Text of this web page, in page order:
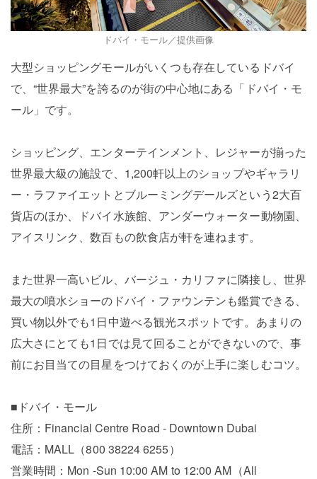
ドバイ・モール／提供画像
大型ショッピングモールがいくつも存在しているドバイ
で、“世界最大”を誇るのが街の中心地にある「ドバイ・モ
ール」です。
ショッピング、エンターテインメント、レジャーが揃った
世界最大級の施設で、1,200軒以上のショップやギャラリ
ー・ラファイエットとブルーミングデールズという2大百
貨店のほか、ドバイ水族館、アンダーウォーター動物園、
アイスリンク、数百もの飲食店が軒を連ねます。
また世界⼀⾼いビル、バージュ・カリファに隣接し、世界
最⼤の噴⽔ショーのドバイ・ファウンテンも鑑賞できる、
買い物以外でも1日中遊べる観光スポットです。あまりの
広大さにとても1日では見て回ることができないので、事
前にお目当ての目星をつけておくのが上手に楽しむコツ。
■ドバイ・モール
住所：Financial Centre Road - Downtown Dubai
電話：MALL（800 38224 6255）
営業時間：Mon -Sun 10:00 AM to 12:00 AM（All